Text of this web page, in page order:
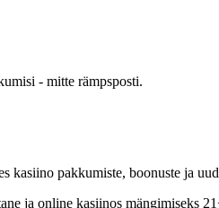
- mitte rämpsposti.
kasiino pakkumiste, boonuste ja
ja online kasiinos mängimiseks